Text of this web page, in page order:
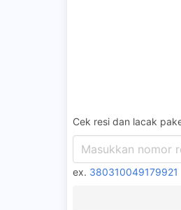
Cek resi dan lacak
ex. 380310049179921